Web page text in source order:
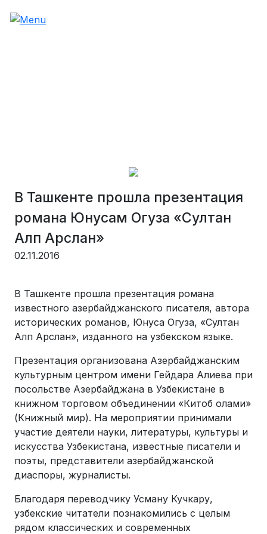
В Ташкенте прошла презентация
романа Юнусам Огуза «Султан
Алп Арслан»
02.11.2016
В Ташкенте прошла презентация романа
известного азербайджанского писателя, автора
исторических романов, Юнуса Огуза, «Султан
Алп Арслан», изданного на узбекском языке.
Презентация организована Азербайджанским
культурным центром имени Гейдара Алиева при
посольстве Азербайджана в Узбекистане в
книжном торговом объединении «Китоб олами»
(Книжный мир). На мероприятии принимали
участие деятели науки, литературы, культуры и
искусства Узбекистана, известные писатели и
поэты, представители азербайджанской
диаспоры, журналисты.
Благодаря переводчику Усману Кучкару,
узбекские читатели познакомились с целым
рядом классических и современных